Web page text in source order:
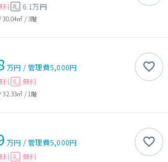
料 礼 6.1万円
30.04㎡ /3階
万円 /管理費5,000円
料 礼 無料
32.33㎡ / 1階
万円 /管理費5,000円
料 礼 無料